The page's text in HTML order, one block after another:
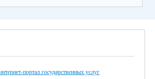
портал государственных услуг